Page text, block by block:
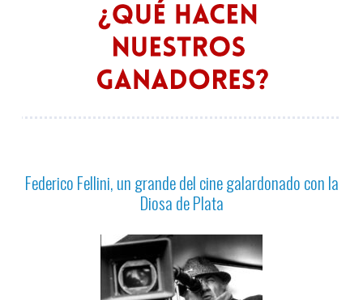
Federico Fellini, un grande del cine galardonado con la
Diosa de Plata